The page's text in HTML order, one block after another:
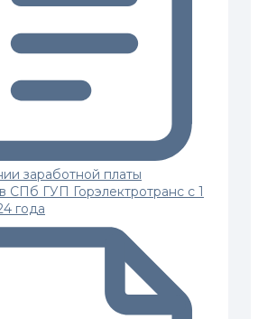
заработной платы
СПб ГУП Горэлектротранс с 1
года